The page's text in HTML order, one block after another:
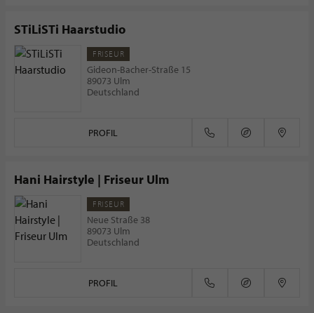
STiLiSTi Haarstudio
FRISEUR
Gideon-Bacher-Straße 15
89073 Ulm
Deutschland
PROFIL
Hani Hairstyle | Friseur Ulm
FRISEUR
Neue Straße 38
89073 Ulm
Deutschland
PROFIL